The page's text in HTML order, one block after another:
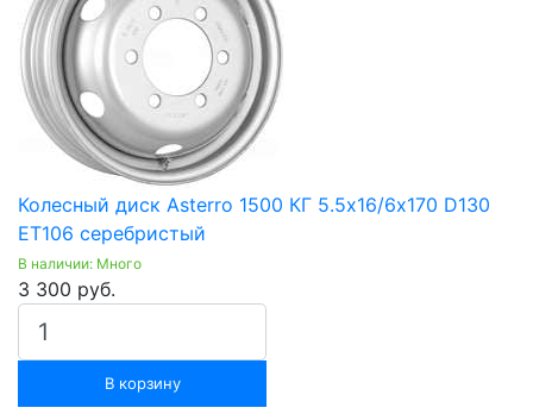
Колесный диск Asterro 1500 КГ 5.5х16/6х170 D130
ET106 серебристый
В наличии: Много
3 300 руб.
В корзину